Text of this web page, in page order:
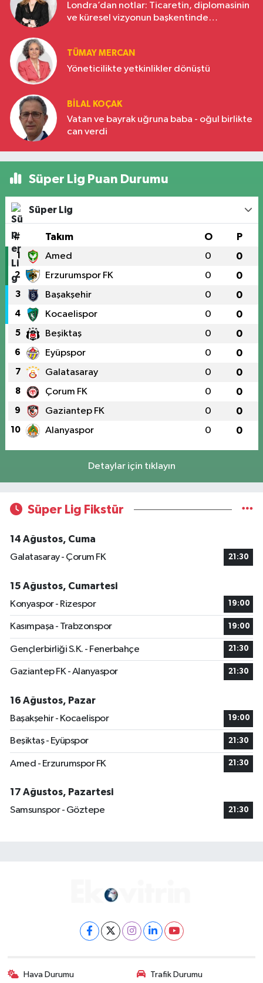
Londra’dan notlar: Ticaretin, diplomasinin
ve küresel vizyonun başkentinde
TÜMAY MERCAN
Yöneticilikte yetkinlikler dönüştü
BILAL KOÇAK
Vatan ve bayrak uğruna baba - oğul birlikte
can verdi
Süper Lig Puan Durumu
Süper Lig
# Takım O P
1 Amed 0 0
2 Erzurumspor FK 0 0
3 Başakşehir 0 0
4 Kocaelispor 0 0
5 Beşiktaş 0 0
6 Eyüpspor 0 0
7 Galatasaray 0 0
8 Çorum FK 0 0
9 Gaziantep FK 0 0
10 Alanyaspor 0 0
Detaylar için tıklayın
Süper Lig Fikstür
14 Ağustos, Cuma
Galatasaray - Çorum FK
21:30
15 Ağustos, Cumartesi
Konyaspor - Rizespor
19:00
Kasımpaşa - Trabzonspor 19:00
Gençlerbirliği S.K. - Fenerbahçe 21:30
Gaziantep FK - Alanyaspor 21:30
16 Ağustos, Pazar
Başakşehir - Kocaelispor
19:00
Beşiktaş - Eyüpspor 21:30
Amed - Erzurumspor FK 21:30
17 Ağustos, Pazartesi
Samsunspor - Göztepe
21:30
Hava Durumu Trafik Durumu